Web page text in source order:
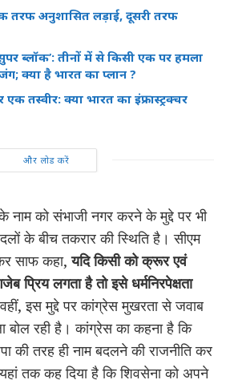
तरफ अनुशासित लड़ाई, दूसरी तरफ
ब्लॉक’: तीनों में से किसी एक पर हमला
क्या है भारत का प्लान ?
तस्वीर: क्या भारत का इंफ्रास्ट्रक्चर
और लोड करें
नाम को संभाजी नगर करने के मुद्दे पर भी
के बीच तकरार की स्थिति है। सीएम
साफ कहा,यदि किसी को क्रूर एवं
प्रिय लगता है तो इसे धर्मनिरपेक्षता
वहीं, इस मुद्दे पर कांग्रेस मुखरता से जवाब
बोल रही है। कांग्रेस का कहना है कि
की तरह ही नाम बदलने की राजनीति कर
तक कह दिया है कि शिवसेना को अपने